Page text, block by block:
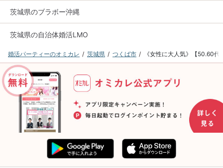
茨城県のブラボー沖縄
茨城県の自治体婚活LMO
婚活パーティーのオミカレ 茨城県 つくば市 《女性に大人気》【50.60